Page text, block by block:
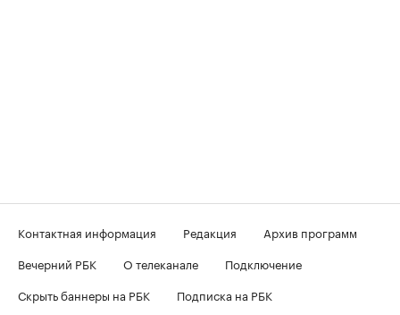
Контактная информация Редакция
Архив программ
Вечерний РБК
О телеканале
Подключение
Скрыть баннеры на РБК
Подписка на РБК